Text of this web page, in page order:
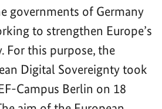
governments of Germany
to strengthen Europe’s
For this purpose, the
Digital Sovereignty took
Campus Berlin on 18